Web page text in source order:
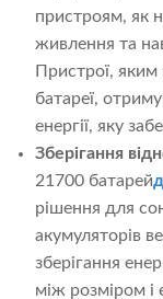
пристроям, як
живлення та
Пристрої,
батареї,
енергії, яку
Зберігання
21700 батарей
рішення для
акумуляторів
зберігання
між розміром